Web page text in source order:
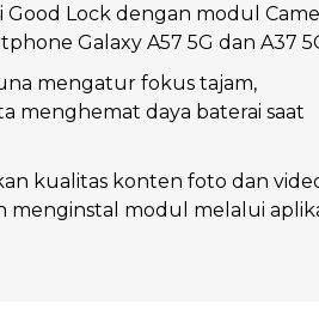
Lock dengan modul
Galaxy A57 5G dan A37
mengatur fokus tajam,
menghemat daya baterai saat
kualitas konten foto dan
menginstal modul melalui